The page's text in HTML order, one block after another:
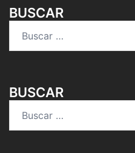
BUSCAR
BUSCAR